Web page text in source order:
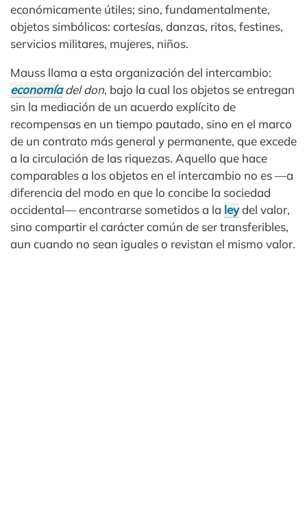
económicamente útiles; sino, fundamentalmente,
objetos simbólicos: cortesías, danzas, ritos, festines,
servicios militares, mujeres, niños.
Mauss llama a esta organización del intercambio:
economíadel don, bajo la cual los objetos se entregan
sin la mediación de un acuerdo explícito de
recompensas en un tiempo pautado, sino en el marco
de un contrato más general y permanente, que excede
a la circulación de las riquezas. Aquello que hace
comparables a los objetos en el intercambio no es —a
diferencia del modo en que lo concibe la sociedad
occidental— encontrarse sometidos a la leydel valor,
sino compartir el carácter común de ser transferibles,
aun cuando no sean iguales o revistan el mismo valor.